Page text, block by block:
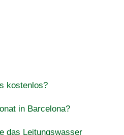
kostenlos?
in Barcelona?
das Leitungswasser